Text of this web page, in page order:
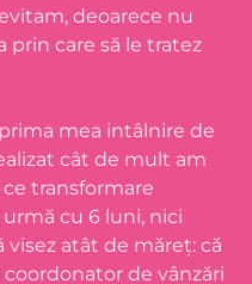
deoarece nu
care să le tratez
mea intâlnire de
cât de mult am
transformare
cu 6 luni, nici
atât de măreț: că
de vânzări